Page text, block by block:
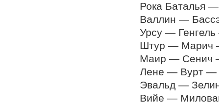
Рока Баталья
Валлин —
Урсу —
Штур — Марич
Маир — Сенич
Лене — Вурт —
Эвальд —
Вийе —